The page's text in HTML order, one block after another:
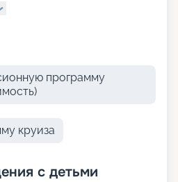
программу
круиза
с детьми